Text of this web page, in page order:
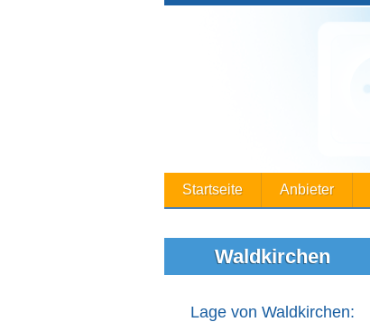
Startseite Anbieter
Waldkirchen
Lage von Waldkirchen: